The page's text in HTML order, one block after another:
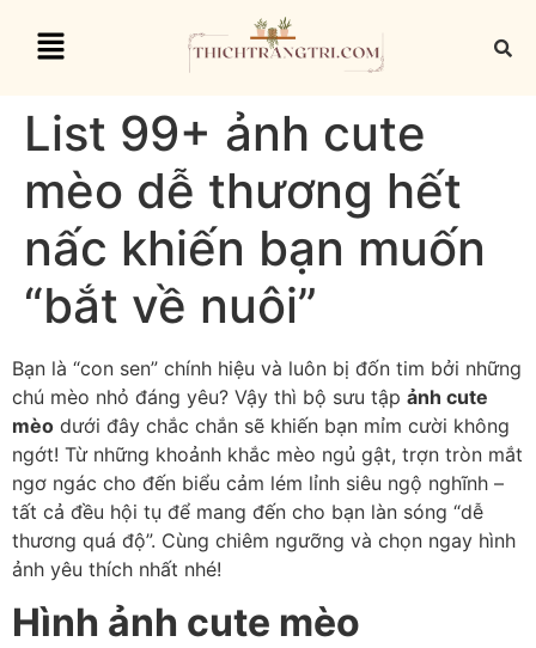
List 99+ ảnh cute
mèo dễ thương hết
nấc khiến bạn muốn
“bắt về nuôi”
Bạn là “con sen” chính hiệu và luôn bị đốn tim bởi những
chú mèo nhỏ đáng yêu? Vậy thì bộ sưu tập ảnh cute
mèo dưới đây chắc chắn sẽ khiến bạn mỉm cười không
ngớt! Từ những khoảnh khắc mèo ngủ gật, trợn tròn mắt
ngơ ngác cho đến biểu cảm lém lỉnh siêu ngộ nghĩnh –
tất cả đều hội tụ để mang đến cho bạn làn sóng “dễ
thương quá độ”. Cùng chiêm ngưỡng và chọn ngay hình
ảnh yêu thích nhất nhé!
Hình ảnh cute mèo